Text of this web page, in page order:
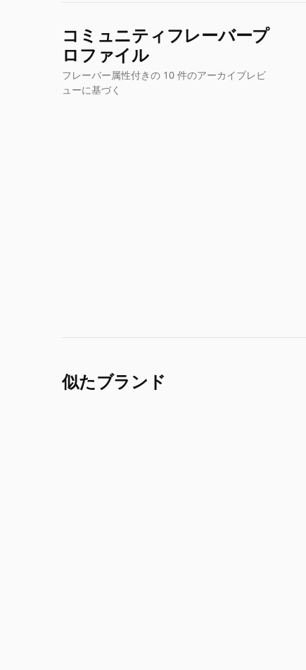
コミュニティフレーバープ
ロファイル
フレーバー属性付きの 10 件のアーカイブレビ
ューに基づく
似たブランド